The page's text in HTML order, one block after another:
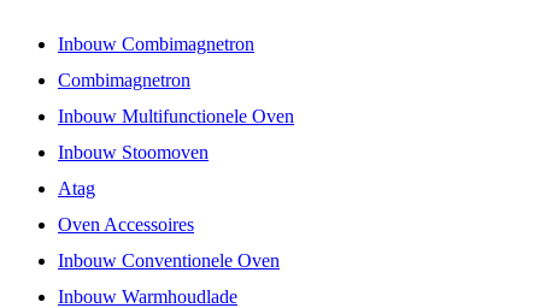
Inbouw Combimagnetron
Combimagnetron
Inbouw Multifunctionele Oven
Inbouw Stoomoven
Atag
Oven Accessoires
Inbouw Conventionele Oven
Inbouw Warmhoudlade